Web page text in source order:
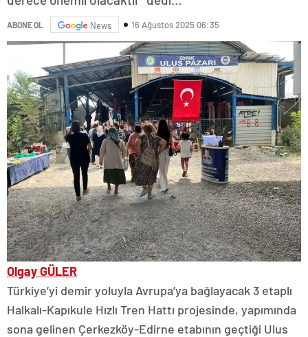
ABONE OL News 16 Ağustos 2025 06:35
Olgay GÜLER
Türkiye’yi demir yoluyla Avrupa’ya bağlayacak 3 etaplı
Halkalı-Kapıkule Hızlı Tren Hattı projesinde, yapımında
sona gelinen Çerkezköy-Edirne etabının geçtiği Ulus